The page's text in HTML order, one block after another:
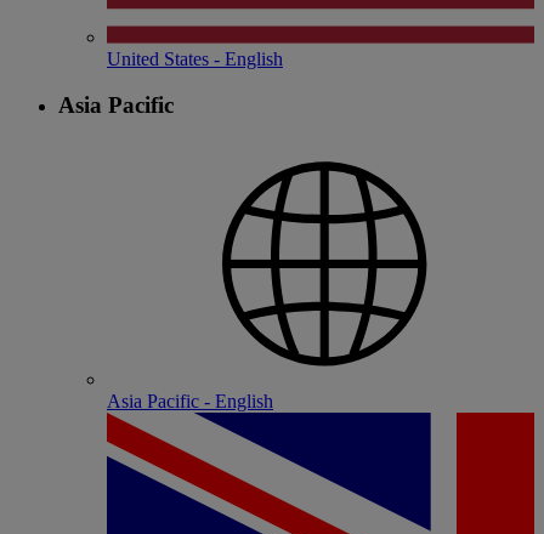
United States - English
Asia Pacific
Asia Pacific - English